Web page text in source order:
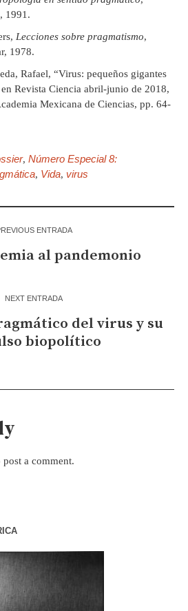
1991.
Lecciones sobre pragmatismo,
1978.
Rafael, “Virus: pequeños gigantes
Revista Ciencia abril-junio de 2018,
Mexicana de Ciencias, pp. 64-
, Número Especial 8:
, Vida, virus
ENTRADA
al pandemonio
NEXT ENTRADA
del virus y su
biopolítico
post a comment.